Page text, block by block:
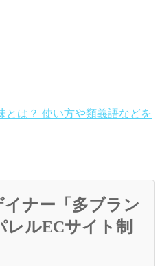
とは？ 使い方や類義語などを
イナー「多ブラン
レルECサイト制